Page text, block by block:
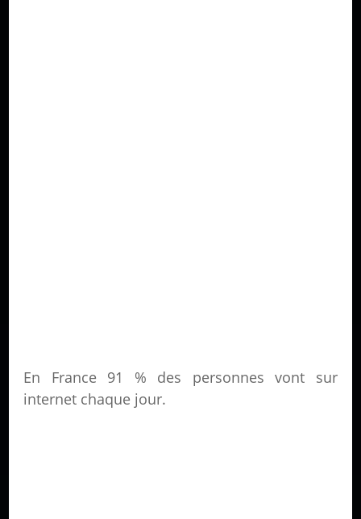
En France 91 % des personnes vont sur
internet chaque jour.